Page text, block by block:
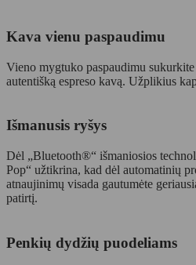
Kava vienu paspaudimu
Vieno mygtuko paspaudimu
autentišką espreso kavą. Užplikius
Išmanusis ryšys
Dėl „Bluetooth®“ išmaniosios
Pop“ užtikrina, kad dėl automatinių
atnaujinimų visada gautumėte
patirtį.
Penkių dydžių puodeliams